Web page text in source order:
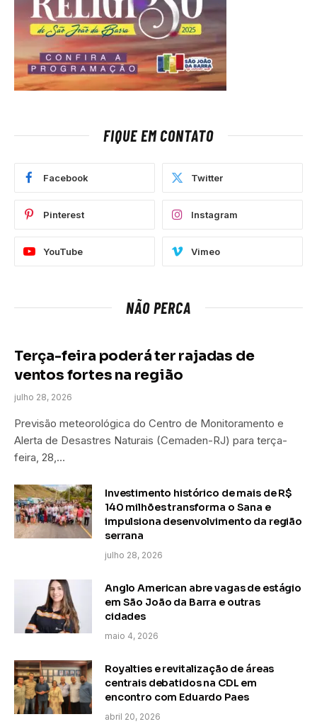
FIQUE EM CONTATO
Facebook Twitter
Pinterest Instagram
YouTube Vimeo
NÃO PERCA
Terça-feira poderá ter rajadas de
ventos fortes na região
julho 28, 2026
Previsão meteorológica do Centro de Monitoramento e
Alerta de Desastres Naturais (Cemaden-RJ) para terça-
feira, 28,…
Investimento histórico de mais de R$
140 milhões transforma o Sana e
impulsiona desenvolvimento da região
serrana
julho 28, 2026
Anglo American abre vagas de estágio
em São João da Barra e outras
cidades
maio 4, 2026
Royalties e revitalização de áreas
centrais debatidos na CDL em
encontro com Eduardo Paes
abril 20, 2026